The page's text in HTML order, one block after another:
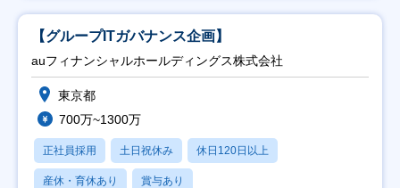
【グループITガバナンス企画】
auフィナンシャルホールディングス株式会社
東京都
700万~1300万
正社員採用 土日祝休み 休日120日以上
産休・育休あり 賞与あり